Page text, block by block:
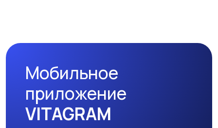
праздников
заказ
Мобильное
приложение
VITAGRAM